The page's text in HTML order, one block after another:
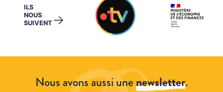
ILS
NOUS
SUIVENT →
Nous avons aussi unenewsletter.